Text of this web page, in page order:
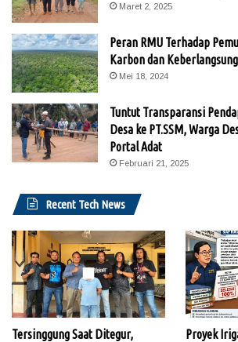
Maret 2, 2025
Peran RMU Terhadap
Karbon dan
Mei 18, 2024
Tuntut Transparansi
Desa ke PT.SSM, Warga
Portal Adat
Februari 21, 2025
Recent Tech News
Tersinggung Saat Ditegur,
Proyek